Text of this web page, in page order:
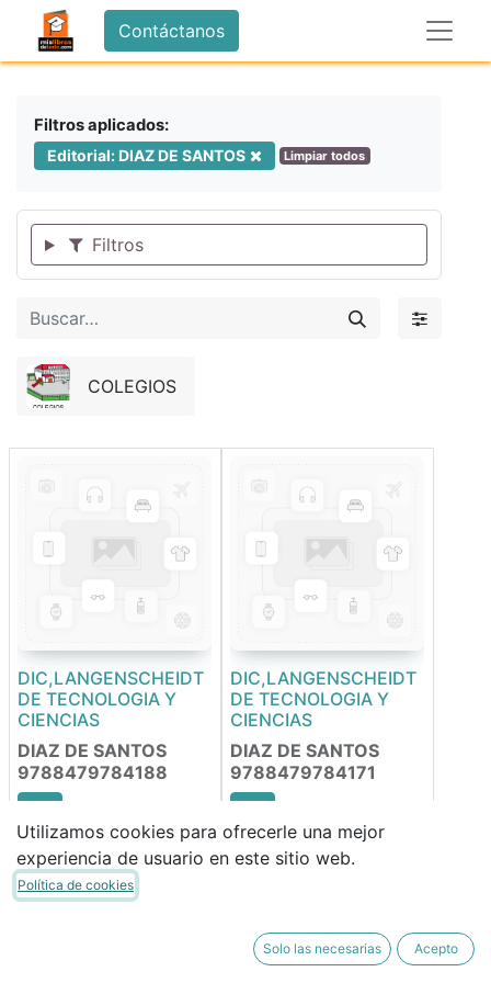
Contáctanos
Filtros aplicados:
Editorial: DIAZ DE SANTOS Limpiar todos
Filtros
COLEGIOS
DIC,LANGENSCHEIDT
DE TECNOLOGIA Y
CIENCIAS
DIAZ DE SANTOS
9788479784188
160,80€
136,68€
DIC,LANGENSCHEIDT
DE TECNOLOGIA Y
CIENCIAS
DIAZ DE SANTOS
9788479784171
160,80€
136,68
Utilizamos cookies para ofrecerle una mejor
experiencia de usuario en este sitio web.
Política de cookies
Solo las necesarias Acepto